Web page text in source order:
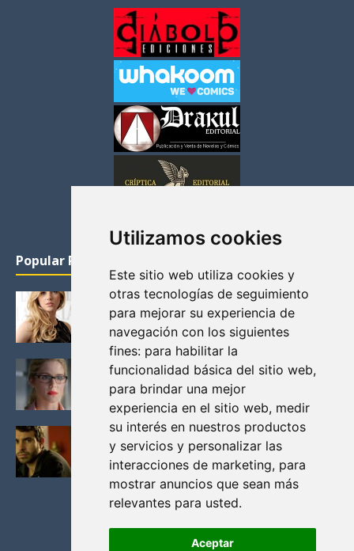
Utilizamos cookies
Este sitio web utiliza cookies y
otras tecnologías de seguimiento
para mejorar su experiencia de
navegación con los siguientes
fines: para habilitar la
funcionalidad básica del sitio web,
para brindar una mejor
experiencia en el sitio web, medir
su interés en nuestros productos
y servicios y personalizar las
interacciones de marketing, para
mostrar anuncios que sean más
relevantes para usted.
Aceptar
Popular Posts
KATHERYN WINNICK: LA ACTRIZ MAS GUAPA DE
VIKINGOS
Junio 14, 2013
FELICITY (EMILY BETT RICKARDS), LAS FOTOS
MAS BONITAS DE LA ALIADA DE ARROW
Noviembre 30, 2013
BLACK MIRROR: TODA TU HISTORIA. EPISODIO 3.
LA CRITICA
Mayo 17, 2012